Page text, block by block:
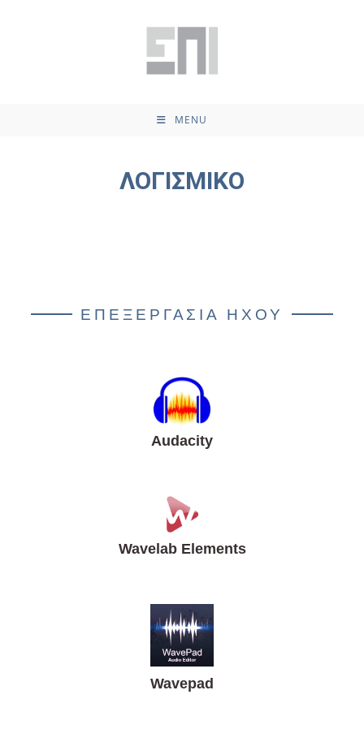
MENU
ΛΟΓΙΣΜΙΚΟ
ΕΠΕΞΕΡΓΑΣΙΑ ΗΧΟΥ
Audacity
Wavelab Elements
Wavepad